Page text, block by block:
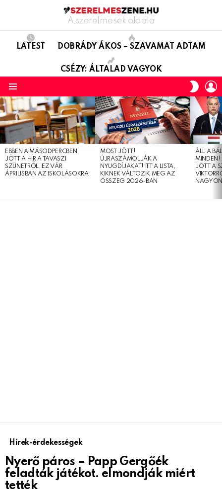
A szerelmesek oldala
LATEST DOBRÁDY ÁKOS – SZAVAMAT ADTAM
CSÉZY: ÁLTALAD VAGYOK
SKIN
LATEST
STORIES
EBBEN A MÁSODPERCBEN
JÖTT A HÍR A TAVASZI
SZÜNETRŐL, EZ VÁR
ÁPRILISBAN AZ ISKOLÁSOKRA
MOST JÖTT!
ÚJRASZÁMOLJÁK A
NYUGDÍJAKAT! ITT A LISTA,
KIKNEK VÁLTOZIK MEG AZ
ÖSSZEG 2026-BAN
ÁLL A
MINDEN!
JÖTT A
Hírek-érdekességek
Nyerő páros – Papp Gergőék
feladták játékot. elmondják miért
tették